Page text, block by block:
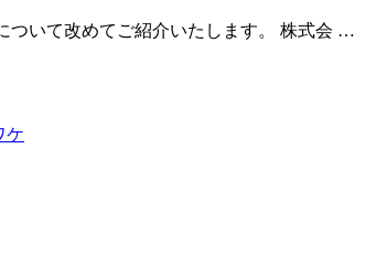
ついて改めてご紹介いたします。 株式会 …
ケ